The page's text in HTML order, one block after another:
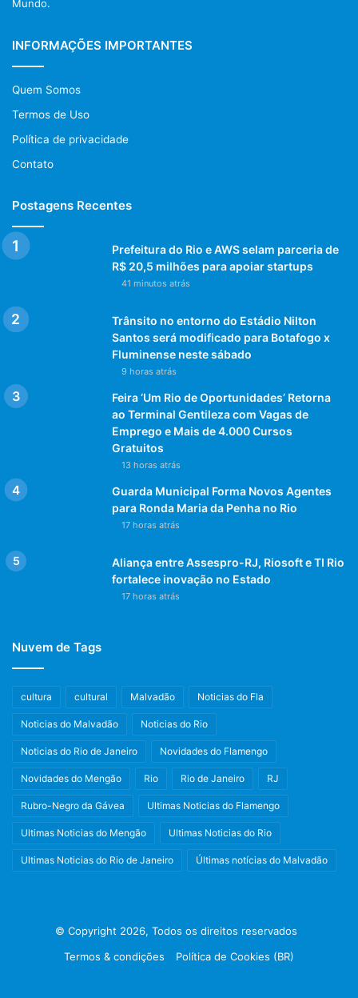
Mundo.
INFORMAÇÕES IMPORTANTES
Quem Somos
Termos de Uso
Política de privacidade
Contato
Postagens Recentes
Prefeitura do Rio e AWS selam parceria de
R$ 20,5 milhões para apoiar startups
41 minutos atrás
Trânsito no entorno do Estádio Nilton
Santos será modificado para Botafogo x
Fluminense neste sábado
9 horas atrás
Feira ‘Um Rio de Oportunidades’ Retorna
ao Terminal Gentileza com Vagas de
Emprego e Mais de 4.000 Cursos
Gratuitos
13 horas atrás
Guarda Municipal Forma Novos Agentes
para Ronda Maria da Penha no Rio
17 horas atrás
Aliança entre Assespro-RJ, Riosoft e TI Rio
fortalece inovação no Estado
17 horas atrás
Nuvem de Tags
cultura cultural Malvadão Noticias do Fla
Noticias do Malvadão Noticias do Rio
Noticias do Rio de Janeiro Novidades do Flamengo
Novidades do Mengão Rio Rio de Janeiro RJ
Rubro-Negro da Gávea Ultimas Noticias do Flamengo
Ultimas Noticias do Mengão Ultimas Noticias do Rio
Ultimas Noticias do Rio de Janeiro Últimas notícias do Malvadão
© Copyright 2026, Todos os direitos reservados
Termos & condições
Política de Cookies (BR)